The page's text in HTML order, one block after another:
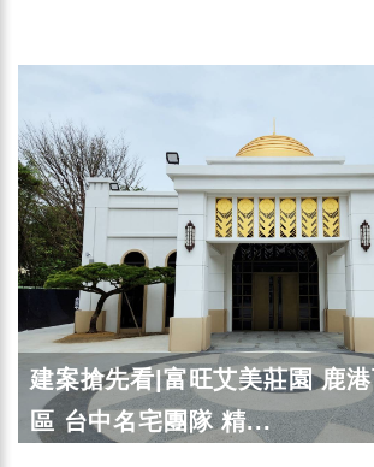
建案搶先看|富旺艾美莊園 鹿
區 台中名宅團隊 精...